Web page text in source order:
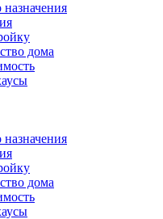
дома
дома